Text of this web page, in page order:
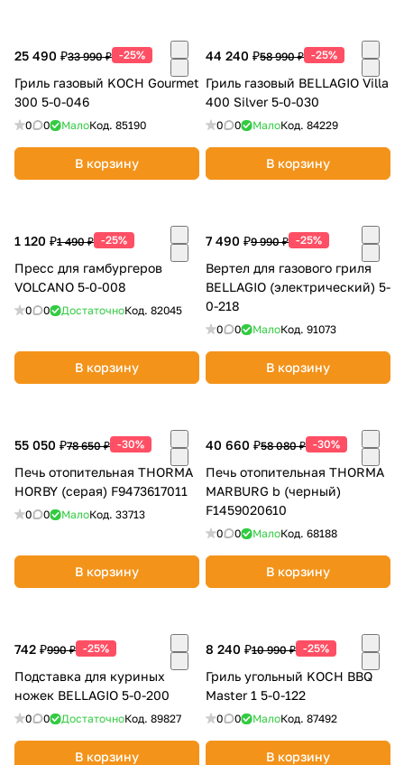
25 490 ₽33 990 ₽ -25%
Гриль газовый KOCH Gourmet
300 5-0-046
0 0 МалоКод. 85190
В корзину
44 240 ₽58 990 ₽ -25%
Гриль газовый BELLAGIO Villa
400 Silver 5-0-030
0 0 МалоКод. 84229
В корзину
1 120 ₽1 490 ₽ -25%
Пресс для гамбургеров
VOLCANO 5-0-008
0 0 ДостаточноКод. 82045
В корзину
7 490 ₽9 990 ₽ -25%
Вертел для газового гриля
BELLAGIO (электрический) 5-
0-218
0 0 МалоКод. 91073
В корзину
55 050 ₽78 650 ₽ -30%
Печь отопительная THORMA
HORBY (серая) F9473617011
0 0 МалоКод. 33713
В корзину
40 660 ₽58 080 ₽ -30%
Печь отопительная THORMA
MARBURG b (черный)
F1459020610
0 0 МалоКод. 68188
В корзину
742 ₽990 ₽ -25%
Подставка для куриных
ножек BELLAGIO 5-0-200
0 0 ДостаточноКод. 89827
В корзину
8 240 ₽10 990 ₽ -25%
Гриль угольный KOCH BBQ
Master 1 5-0-122
0 0 МалоКод. 87492
В корзину
Подробнее
об оплате Плайтом
раз в 2
недели
раз в 2 недели
8 800 302-02-51
plait.ru